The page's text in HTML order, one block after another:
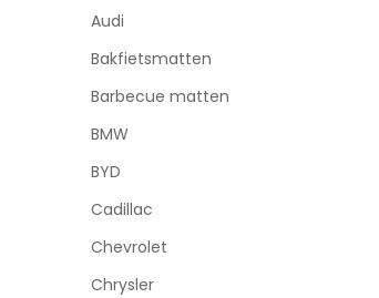
Audi
Bakfietsmatten
Barbecue matten
BMW
BYD
Cadillac
Chevrolet
Chrysler